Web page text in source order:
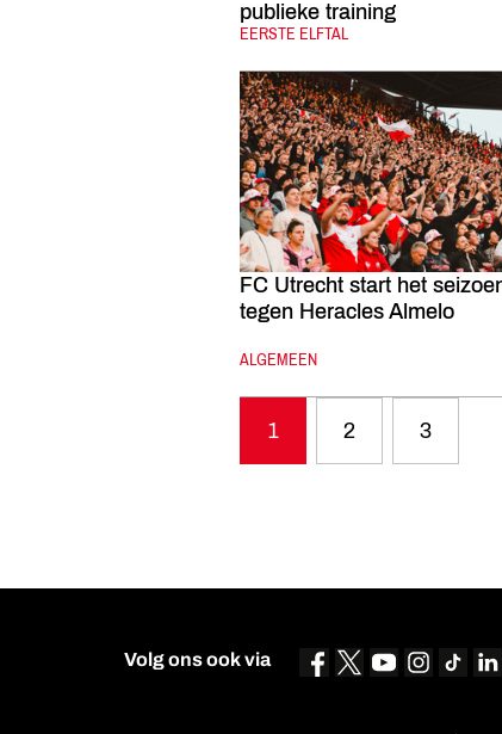
publieke training
CATEGORIE:
EERSTE ELFTAL
FC Utrecht start het
tegen Heracles Almelo
CATEGORIE:
ALGEMEEN
1 2 3
Volg ons ook via